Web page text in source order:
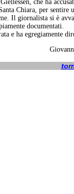
che ha
Chiara, per
giornalista si è
documentati.
e ha egregiamente